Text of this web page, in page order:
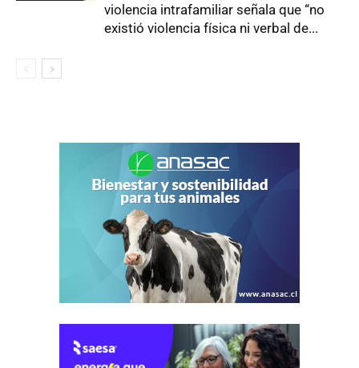
violencia intrafamiliar señala que “no
existió violencia física ni verbal de...